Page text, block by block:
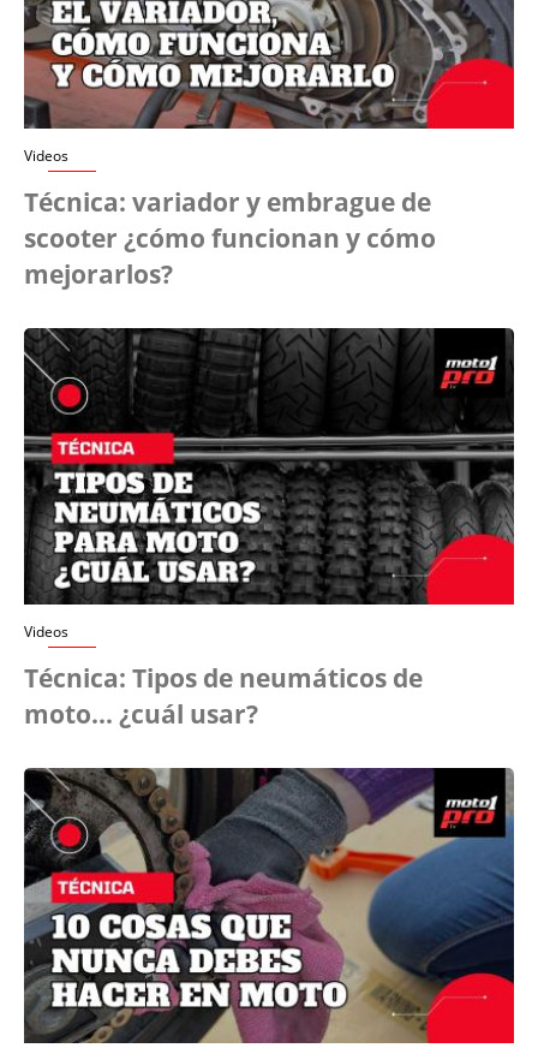
Videos
Técnica: variador y embrague de
scooter ¿cómo funcionan y cómo
mejorarlos?
Videos
Técnica: Tipos de neumáticos de
moto... ¿cuál usar?